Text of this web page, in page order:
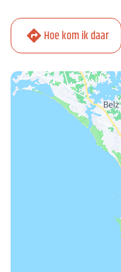
Hoe kom ik daar